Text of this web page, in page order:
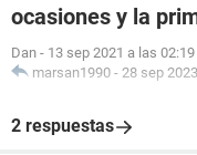
ocasiones y la
Dan - 13 sep 2021 a las 02:19
marsan1990 - 28 sep
2 respuestas